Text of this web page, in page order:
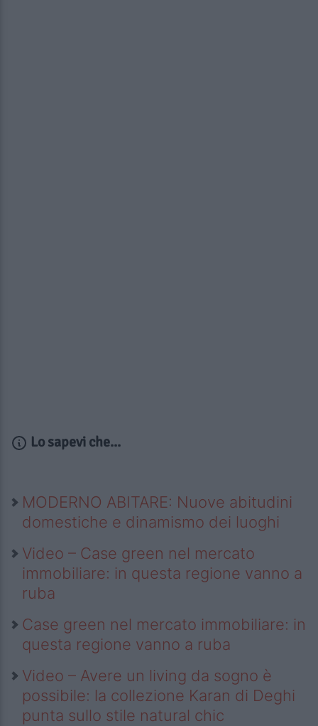
Lo sapevi che...
MODERNO ABITARE: Nuove abitudini
domestiche e dinamismo dei luoghi
Video – Case green nel mercato
immobiliare: in questa regione vanno a
ruba
Case green nel mercato immobiliare: in
questa regione vanno a ruba
Video – Avere un living da sogno è
possibile: la collezione Karan di Deghi
punta sullo stile natural chic